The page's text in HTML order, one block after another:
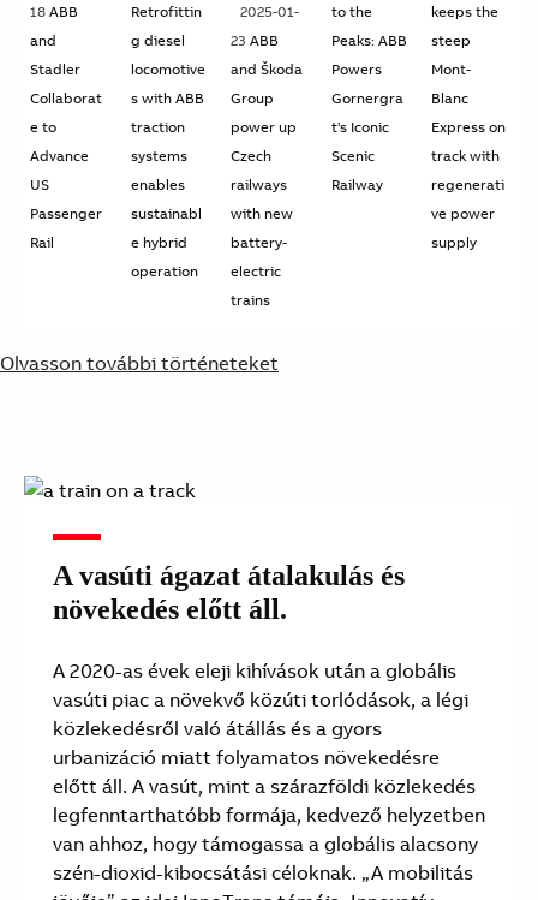
18 ABB
and
Stadler
Collaborat
e to
Advance
US
Passenger
Rail
Retrofittin
g diesel
locomotive
s with ABB
traction
systems
enables
sustainabl
e hybrid
operation
2025-01-
23ABB
and Škoda
Group
power up
Czech
railways
with new
battery-
electric
trains
to the
Peaks: ABB
Powers
Gornergra
t's Iconic
Scenic
Railway
keeps the
steep
Mont-
Blanc
Express on
track with
regenerati
ve power
supply
Olvasson további történeteket
A vasúti ágazat átalakulás és
növekedés előtt áll.
A 2020-as évek eleji kihívások után a globális
vasúti piac a növekvő közúti torlódások, a légi
közlekedésről való átállás és a gyors
urbanizáció miatt folyamatos növekedésre
előtt áll. A vasút, mint a szárazföldi közlekedés
legfenntarthatóbb formája, kedvező helyzetben
van ahhoz, hogy támogassa a globális alacsony
szén-dioxid-kibocsátási céloknak. „A mobilitás